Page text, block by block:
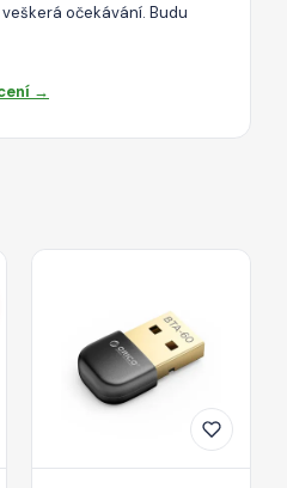
očekávání. Budu
→